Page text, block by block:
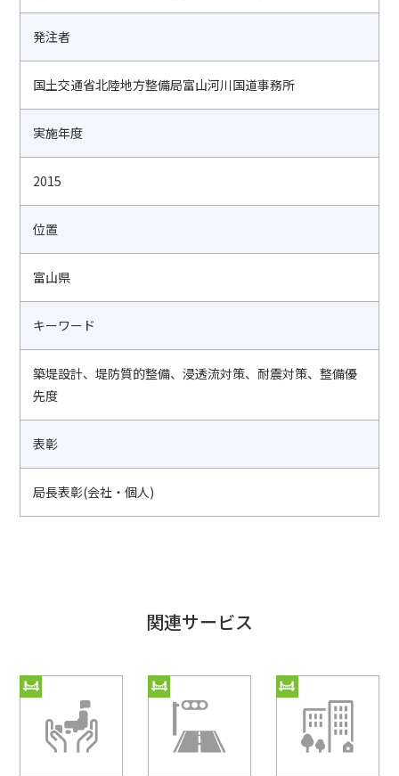
発注者
国土交通省北陸地方整備局富山河川国道事務所
実施年度
2015
位置
富山県
キーワード
築堤設計、堤防質的整備、浸透流対策、耐震対策、整備優
先度
表彰
局長表彰(会社・個人)
関連サービス